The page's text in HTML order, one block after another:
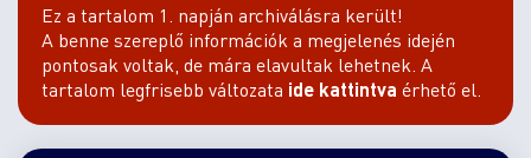
Ez a tartalom 1. napján archiválásra került!
A benne szereplő információk a megjelenés idején
pontosak voltak, de mára elavultak lehetnek. A
tartalom legfrisebb változata ide kattintva érhető el.